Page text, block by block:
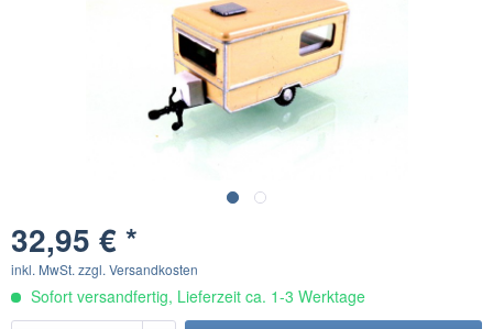
32,95 € *
inkl. MwSt. zzgl. Versandkosten
Sofort versandfertig, Lieferzeit ca. 1-3 Werktage